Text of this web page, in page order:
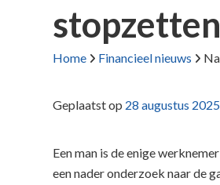
Home Financieel nieuws
Geplaatst op 28 augustus 2025
Een man is de enige
een nader onderzoek naar de